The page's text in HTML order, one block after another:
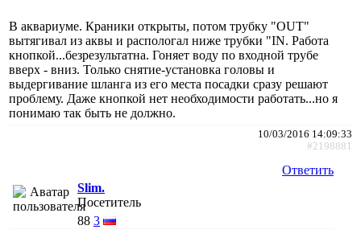
В аквариуме. Краники открыты, потом трубку "OUT"
вытягивал из аквы и распологал нижe трубки "IN. Работа
кнопкой...безрезультатна. Гоняет воду по входной трубе
вверх - вниз. Только снятие-установка головы и
выдергивание шланга из его места посадки сразу решают
проблему. Дажe кнопкой нет необходимости работать...но я
понимаю так быть не должно.
10/03/2016 14:09:33
#2198881
Ответить
Slim.
Посетитель
88 3